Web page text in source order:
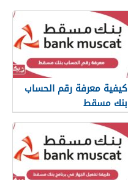
كيفية معرفة رقم الحساب
بنك مسقط